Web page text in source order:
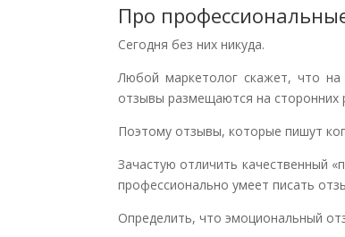
Про
Сегодня без них никуда.
Любой маркетолог скажет, что
отзывы размещаются на сторонних
Поэтому отзывы, которые пишут
Зачастую отличить качественный
профессионально умеет писать
Определить, что эмоциональный